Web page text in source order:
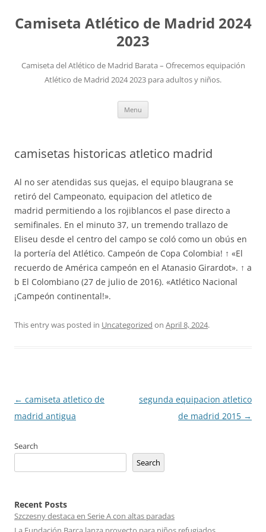
Camiseta Atlético de Madrid 2024
2023
Camiseta del Atlético de Madrid Barata – Ofrecemos equipación
Atlético de Madrid 2024 2023 para adultos y niños.
Menu
camisetas historicas atletico madrid
Al no ser atendidas sus quejas, el equipo blaugrana se
retiró del Campeonato, equipacion del atletico de
madrid permitiendo a los rojiblancos el pase directo a
semifinales. En el minuto 37, un tremendo trallazo de
Eliseu desde el centro del campo se coló como un obús en
la portería del Atlético. Campeón de Copa Colombia! ↑ «El
recuerdo de América campeón en el Atanasio Girardot». ↑ a
b El Colombiano (27 de julio de 2016). «Atlético Nacional
¡Campeón continental!».
This entry was posted in Uncategorized on April 8, 2024.
Post
navigation
← camiseta atletico de
madrid antigua
segunda equipacion atletico
de madrid 2015 →
Search
Search
Recent Posts
Szczesny destaca en Serie A con altas paradas